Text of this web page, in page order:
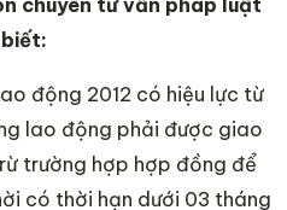
động 2012 có hiệu lực từ
lao động phải được giao
trường hợp hợp đồng để
có thời hạn dưới 03 tháng